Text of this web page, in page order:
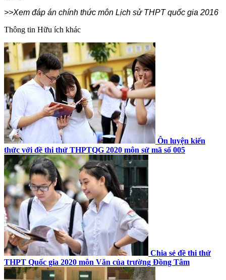
>>Xem đáp án chính thức môn Lịch sử THPT quốc gia 2016
Thông tin Hữu ích khác
Ôn luyện kiến
thức với đề thi thử THPTQG 2020 môn sử mã số 005
Chia sẻ đề thi thử
THPT Quốc gia 2020 môn Văn của trường Đồng Tâm